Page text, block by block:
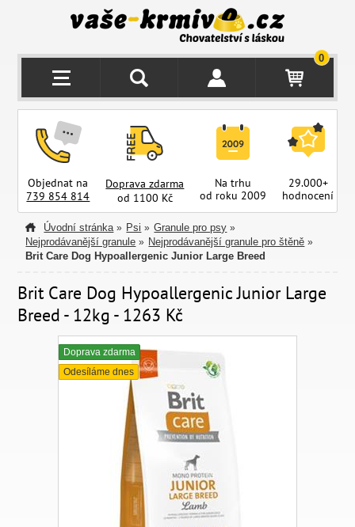
0
Objednat na
739 854 814
Doprava zdarma
od 1100 Kč
Na trhu
od roku 2009
29.000+
hodnocení
Úvodní stránka » Psi » Granule pro psy »
Nejprodávanější granule » Nejprodávanější granule pro štěně »
Brit Care Dog Hypoallergenic Junior Large Breed
Brit Care Dog Hypoallergenic Junior Large
Breed - 12kg - 1263 Kč
Doprava zdarma
Odesíláme dnes